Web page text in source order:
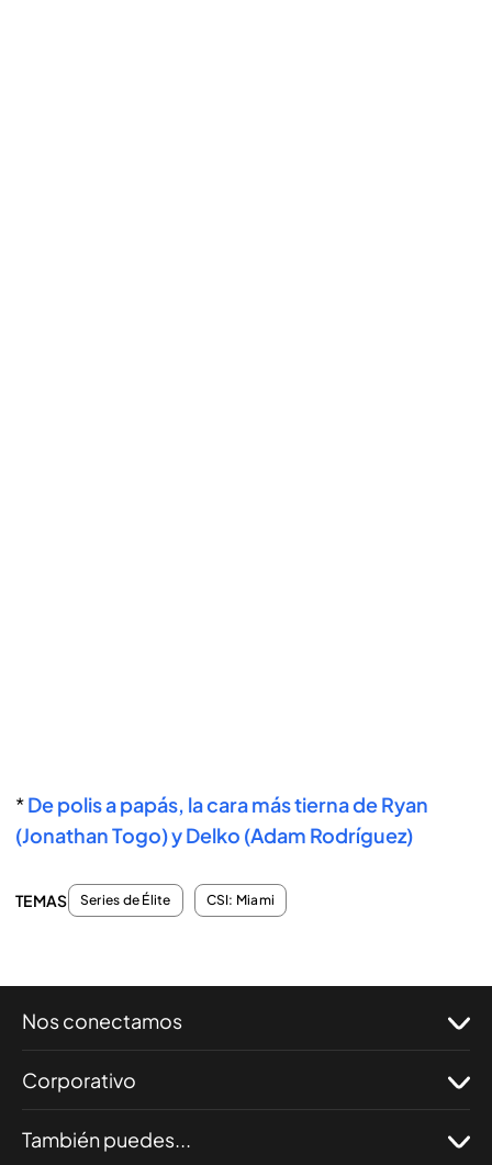
*De polis a papás, la cara más tierna de Ryan
(Jonathan Togo) y Delko (Adam Rodríguez)
TEMAS Series de Élite CSI: Miami
Nos conectamos
Corporativo
También puedes...